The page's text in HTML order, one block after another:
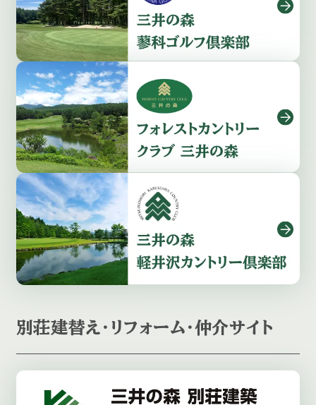
別荘建替え・リフォーム・仲介サイト